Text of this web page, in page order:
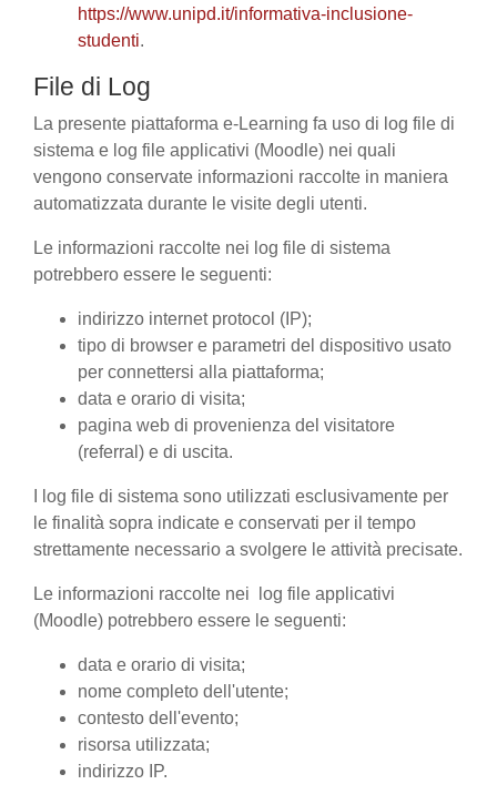
https://www.unipd.it/informativa-inclusione-
studenti.
File di Log
La presente piattaforma e-Learning fa uso di log file di
sistema e log file applicativi (Moodle) nei quali
vengono conservate informazioni raccolte in maniera
automatizzata durante le visite degli utenti.
Le informazioni raccolte nei log file di sistema
potrebbero essere le seguenti:
indirizzo internet protocol (IP);
tipo di browser e parametri del dispositivo usato
per connettersi alla piattaforma;
data e orario di visita;
pagina web di provenienza del visitatore
(referral) e di uscita.
I log file di sistema sono utilizzati esclusivamente per
le finalità sopra indicate e conservati per il tempo
strettamente necessario a svolgere le attività precisate.
Le informazioni raccolte nei log file applicativi
(Moodle) potrebbero essere le seguenti:
data e orario di visita;
nome completo dell'utente;
contesto dell'evento;
risorsa utilizzata;
indirizzo IP.